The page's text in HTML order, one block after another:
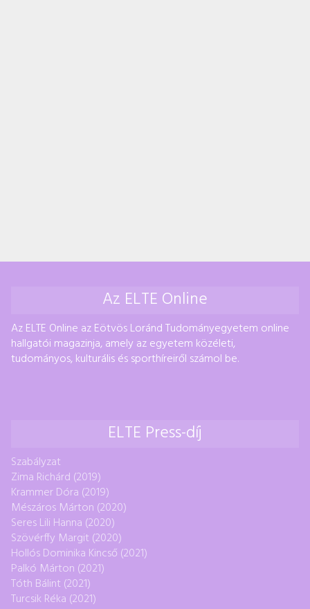
Az ELTE Online
Az ELTE Online az Eötvös Loránd Tudományegyetem online
hallgatói magazinja, amely az egyetem közéleti,
tudományos, kulturális és sporthíreiről számol be.
ELTE Press-díj
Szabályzat
Zima Richárd (2019)
Krammer Dóra (2019)
Mészáros Márton (2020)
Seres Lili Hanna (2020)
Szövérffy Margit (2020)
Hollós Dominika Kincső (2021)
Palkó Márton (2021)
Tóth Bálint (2021)
Turcsik Réka (2021)